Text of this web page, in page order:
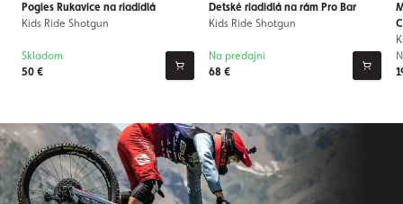
Pogies Rukavice na riadidlá
Kids Ride Shotgun
50 €
Skladom
Detské riadidlá na rám Pro Bar
Kids Ride Shotgun
68 €
Na predajni